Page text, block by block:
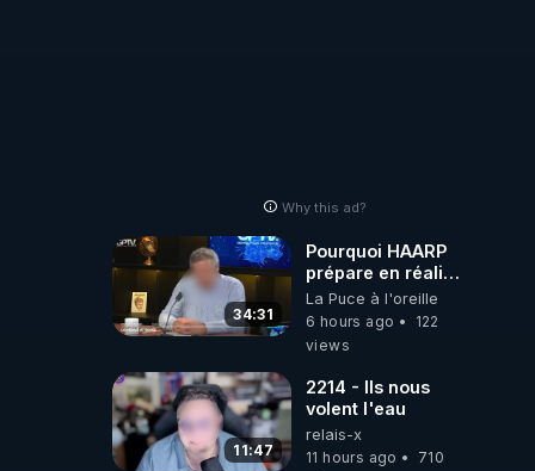
Why this ad?
34:31
Pourquoi HAARP
prépare en réalité
un CHAOS
climatique, on
répond
La Puce à l'oreille
6 hours ago
122
views
11:47
2214 - Ils nous
volent l'eau
relais-x
11 hours ago
710